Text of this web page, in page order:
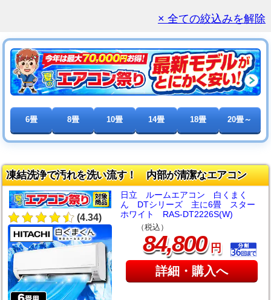
× 全ての絞込みを解除
6畳 8畳 10畳 14畳 18畳 20畳～
凍結洗浄で汚れを洗い流す！ 内部が清潔なエアコン
(4.34)
日立 ルームエアコン 白くまく
ん DTシリーズ 主に6畳 スター
ホワイト RAS-DT2226S(W)
（税込）
84,800円
詳細・購入へ